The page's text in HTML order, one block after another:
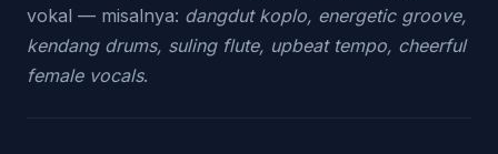
vokal — misalnya: dangdut koplo, energetic groove,
kendang drums, suling flute, upbeat tempo, cheerful
female vocals.